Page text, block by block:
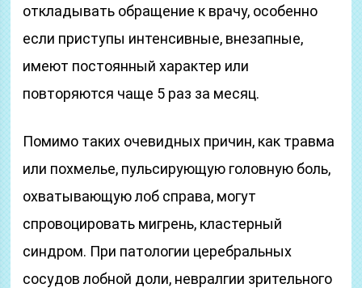
откладывать обращение к врачу, особенно
если приступы интенсивные, внезапные,
имеют постоянный характер или
повторяются чаще 5 раз за месяц.
Помимо таких очевидных причин, как травма
или похмелье, пульсирующую головную боль,
охватывающую лоб справа, могут
спровоцировать мигрень, кластерный
синдром. При патологии церебральных
сосудов лобной доли, невралгии зрительного